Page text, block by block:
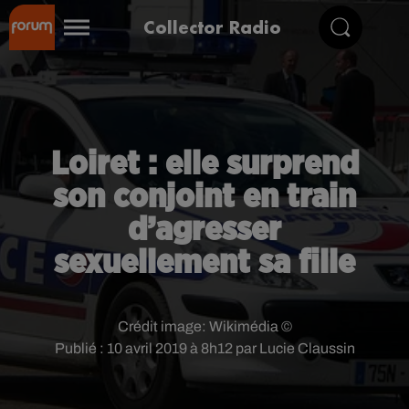
Collector Radio
Loiret : elle surprend
son conjoint en train
d’agresser
sexuellement sa fille
Publié : 10 avril 2019 à 8h12 par Lucie Claussin
Crédit image: Wikimédia ©